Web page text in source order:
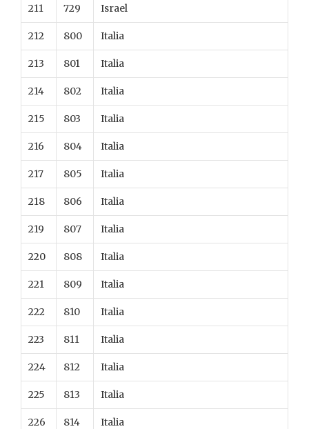
211 729 Israel
212 800 Italia
213 801 Italia
214 802 Italia
215 803 Italia
216 804 Italia
217 805 Italia
218 806 Italia
219 807 Italia
220 808 Italia
221 809 Italia
222 810 Italia
223 811 Italia
224 812 Italia
225 813 Italia
226 814 Italia